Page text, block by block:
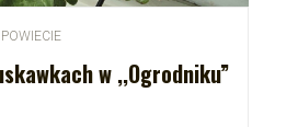
w ,,Ogrodniku”